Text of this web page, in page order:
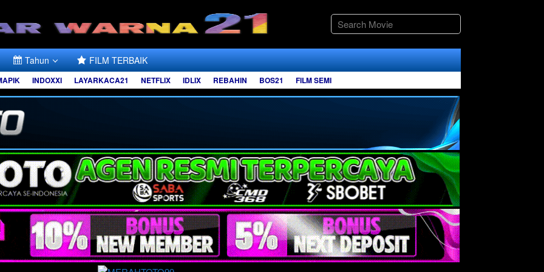
Tahun FILM TERBAIK
INDOXXI LAYARKACA21 NETFLIX IDLIX REBAHIN BOS21 FILM SEMI